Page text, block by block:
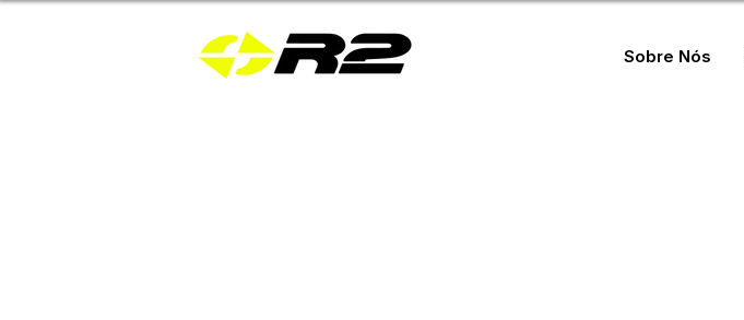
Sobre Nós